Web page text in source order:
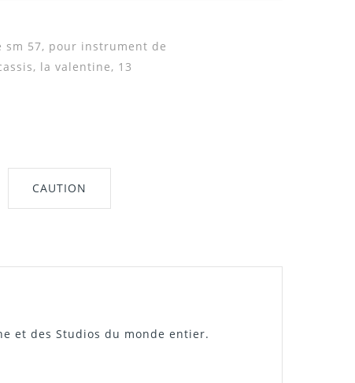
sm 57, pour instrument de
la valentine, 13
CAUTION
et des Studios du monde entier.